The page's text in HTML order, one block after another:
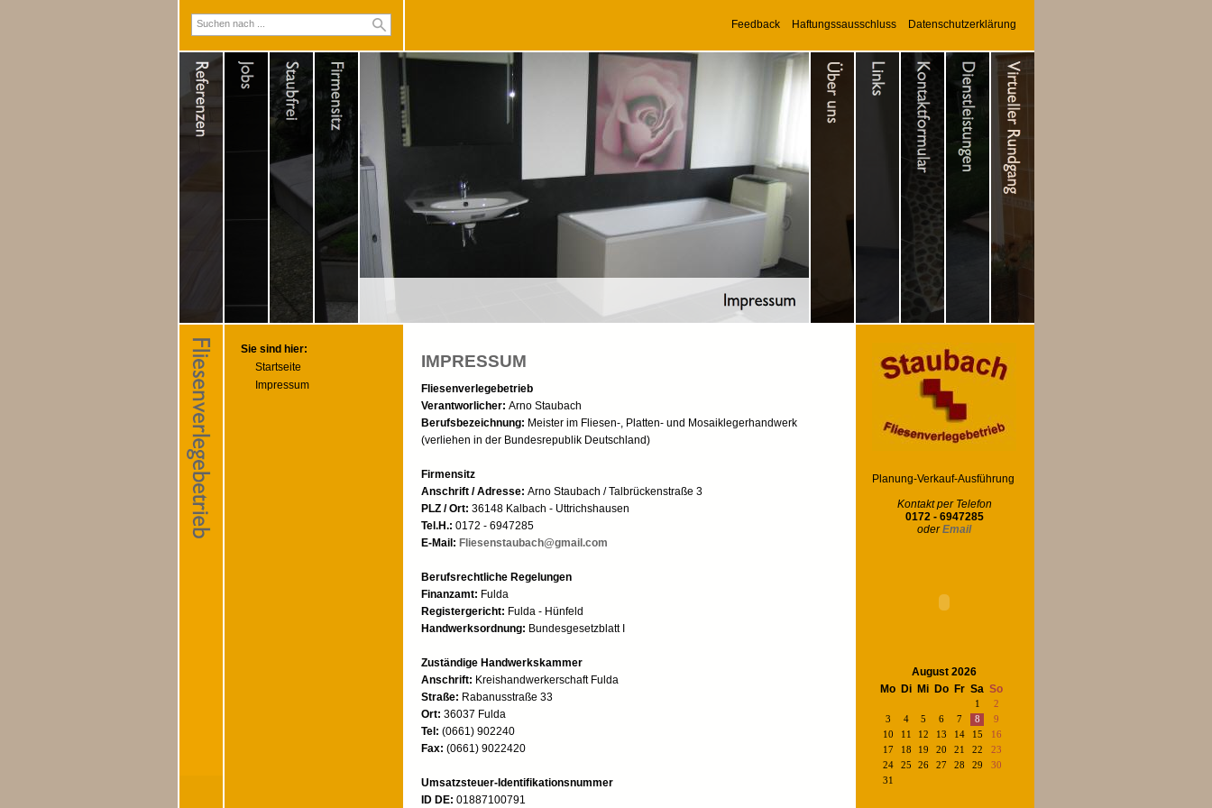
Feedback Haftungssausschluss Datenschutzerklärung
Sie sind hier:
Startseite
Impressum
IMPRESSUM
Fliesenverlegebetrieb
Verantworlicher: Arno Staubach
Berufsbezeichnung: Meister im Fliesen-, Platten- und Mosaiklegerhandwerk
(verliehen in der Bundesrepublik Deutschland)
Firmensitz
Anschrift / Adresse: Arno Staubach / Talbrückenstraße 3
PLZ / Ort: 36148 Kalbach - Uttrichshausen
Tel.H.: 0172 - 6947285
E-Mail: Fliesenstaubach@gmail.com
Berufsrechtliche Regelungen
Finanzamt: Fulda
Registergericht: Fulda - Hünfeld
Handwerksordnung: Bundesgesetzblatt I
Zuständige Handwerkskammer
Anschrift: Kreishandwerkerschaft Fulda
Straße: Rabanusstraße 33
Ort: 36037 Fulda
Tel: (0661) 902240
Fax: (0661) 9022420
Umsatzsteuer-Identifikationsnummer
ID DE: 01887100791
Planung-Verkauf-Ausführung
Kontakt per Telefon
0172 - 6947285
oderEmail
August 2026
Mo Di Mi Do Fr Sa So
1
2
3
4 5 6 7 8
9
10
11 12 13 14 15
16
17
18 19 20 21 22
23
24
25 26 27 28 29
30
31